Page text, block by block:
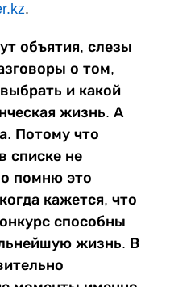
.
объятия, слезы
о том,
и какой
жизнь. А
Потому что
списке не
помню это
кажется, что
способны
жизнь. В